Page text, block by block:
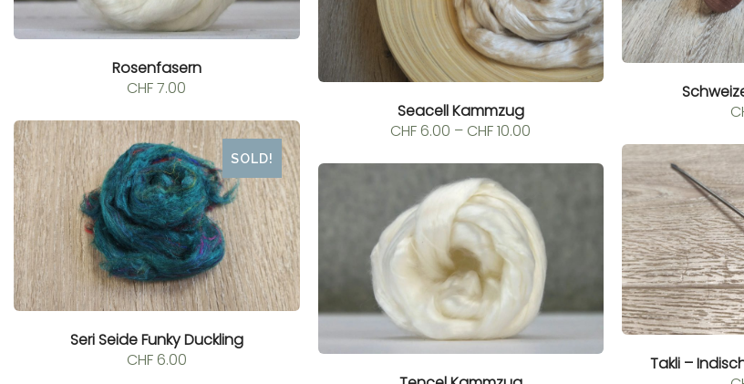
Rosenfasern
CHF7.00
Seacell Kammzug
CHF 6.00 – CHF10.00
SOLD!
Seri Seide Funky Duckling
CHF6.00
Takli –